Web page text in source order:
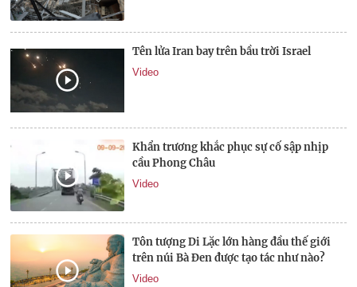
Tên lửa Iran bay trên bầu trời Israel
Video
Khẩn trương khắc phục sự cố sập nhịp
cầu Phong Châu
Video
Tôn tượng Di Lặc lớn hàng đầu thế giới
trên núi Bà Đen được tạo tác như nào?
Video